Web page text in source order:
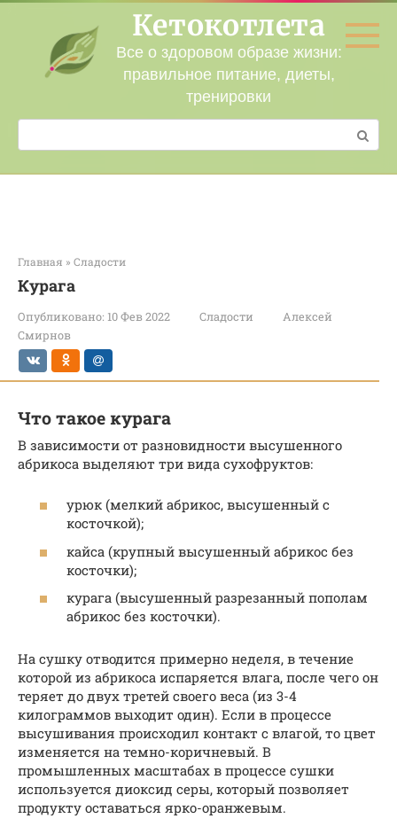
Перейти
контенту
Кетокотлета
Все о здоровом образе жизни:
правильное питание, диеты,
тренировки
Поиск:
Главная » Сладости
Курага
Опубликовано: 10 Фев 2022 Сладости
Алексей
Смирнов
Что такое курага
В зависимости от разновидности высушенного
абрикоса выделяют три вида сухофруктов:
урюк (мелкий абрикос, высушенный с
косточкой);
кайса (крупный высушенный абрикос без
косточки);
курага (высушенный разрезанный пополам
абрикос без косточки).
На сушку отводится примерно неделя, в течение
которой из абрикоса испаряется влага, после чего он
теряет до двух третей своего веса (из 3-4
килограммов выходит один). Если в процессе
высушивания происходил контакт с влагой, то цвет
изменяется на темно-коричневый. В
промышленных масштабах в процессе сушки
используется диоксид серы, который позволяет
продукту оставаться ярко-оранжевым.